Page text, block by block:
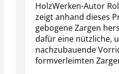
HolzWerken-Autor
zeigt anhand dieses
gebogene Zargen
dafür eine nützliche,
nachzubauende
formverleimten